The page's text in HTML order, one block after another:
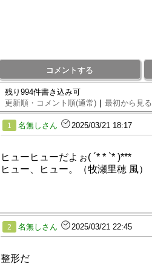
コメントする
残り994件書き込み可
更新順・コメント順(通常) | 最初から見る
1 名無しさん 2025/03/21 18:17
ヒューヒューだよぉ( ´* * `* )***
ヒュー、ヒュー。（牧瀬里穂 風）
2 名無しさん 2025/03/21 22:45
整形だ